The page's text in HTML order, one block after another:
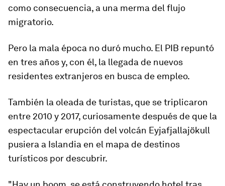
como consecuencia, a una merma del flujo
migratorio.
Pero la mala época no duró mucho. El PIB repuntó
en tres años y, con él, la llegada de nuevos
residentes extranjeros en busca de empleo.
También la oleada de turistas, que se triplicaron
entre 2010 y 2017, curiosamente después de que la
espectacular erupción del volcán Eyjafjallajökull
pusiera a Islandia en el mapa de destinos
turísticos por descubrir.